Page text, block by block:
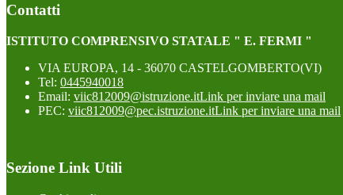
Contatti
ISTITUTO COMPRENSIVO STATALE " E. FERMI "
VIA EUROPA, 14 - 36070 CASTELGOMBERTO(VI)
Tel: 0445940018
Email: viic812009@istruzione.itLink per inviare una mail
PEC: viic812009@pec.istruzione.itLink per inviare una mail
Sezione Link Utili